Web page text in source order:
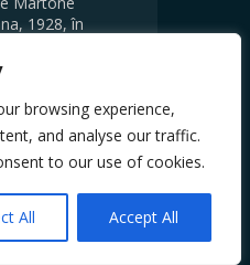
browsing experience,
and analyse our traffic.
to our use of cookies.
All Accept All
1928, în
mania lor de a
ai
ştiind foarte bine
romani, nici
de mercenari
estice
şi administraţia
avea aceeaşi
sunteţi daci şi pe